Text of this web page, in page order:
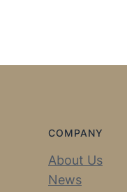
COMPANY
About Us
News